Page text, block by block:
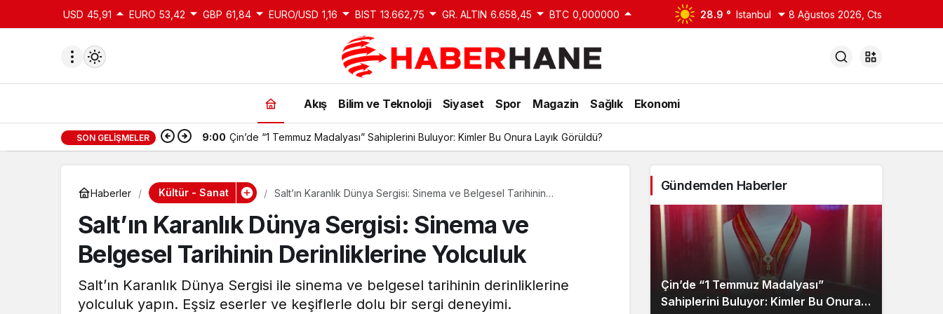
USD 45,91 EURO 53,42 GBP 61,84 EURO/USD 1,16 BIST 13.662,75 GR. ALTIN 6.658,45 BTC 0,000000 28.9 ° Istanbul 8 Ağustos 2026, Cts
Akış Bilim ve Teknoloji Siyaset Spor Magazin Sağlık Ekonomi
SON GELIŞMELER 9:00 Çin’de “1 Temmuz Madalyası” Sahiplerini Buluyor: Kimler Bu Onura Layık Görüldü?
Haberler Kültür - Sanat
Salt’ın Karanlık Dünya Sergisi: Sinema ve Belgesel Tarihinin
Salt’ın Karanlık Dünya Sergisi: Sinema ve
Belgesel Tarihinin Derinliklerine Yolculuk
Salt’ın Karanlık Dünya Sergisi ile sinema ve belgesel tarihinin derinliklerine
yolculuk yapın. Eşsiz eserler ve keşiflerle dolu bir sergi deneyimi.
Gündemden Haberler
Çin’de “1 Temmuz Madalyası”
Sahiplerini Buluyor: Kimler Bu Onura